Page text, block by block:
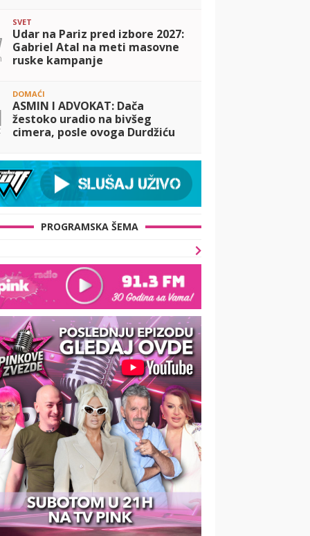
SVET
Udar na Pariz pred izbore 2027:
Gabriel Atal na meti masovne
ruske kampanje
DOMAĆI
ASMIN I ADVOKAT: Dača
žestoko uradio na bivšeg
cimera, posle ovoga Durdžiću
PROGRAMSKA ŠEMA